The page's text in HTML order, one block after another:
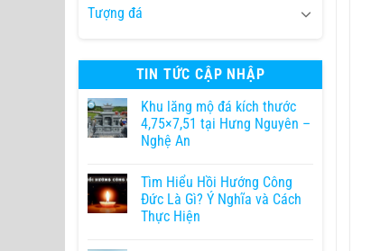
Tượng đá
TIN TỨC CẬP NHẬP
Khu lăng mộ đá kích thước
4,75×7,51 tại Hưng Nguyên –
Nghệ An
Tìm Hiểu Hồi Hướng Công
Đức Là Gì? Ý Nghĩa và Cách
Thực Hiện